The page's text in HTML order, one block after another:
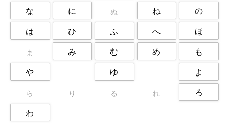
な
に ぬ ね
の
は
ひ ふ へ ほ
ま み む め
も
や
ゆ よ
ら り る れ
ろ
わ